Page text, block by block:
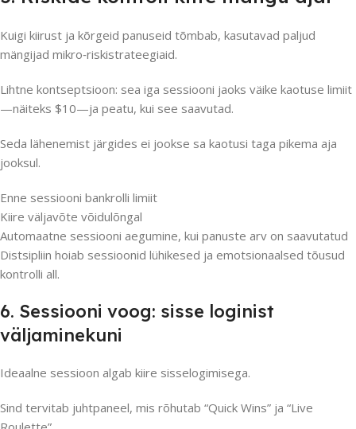
Kuigi kiirust ja kõrgeid panuseid tõmbab, kasutavad paljud
mängijad mikro‑riskistrateegiaid.
Lihtne kontseptsioon: sea iga sessiooni jaoks väike kaotuse limiit
—näiteks $10—ja peatu, kui see saavutad.
Seda lähenemist järgides ei jookse sa kaotusi taga pikema aja
jooksul.
Enne sessiooni bankrolli limiit
Kiire väljavõte võidulõngal
Automaatne sessiooni aegumine, kui panuste arv on saavutatud
Distsipliin hoiab sessioonid lühikesed ja emotsionaalsed tõusud
kontrolli all.
6. Sessiooni voog: sisse loginist
väljaminekuni
Ideaalne sessioon algab kiire sisselogimisega.
Sind tervitab juhtpaneel, mis rõhutab “Quick Wins” ja “Live